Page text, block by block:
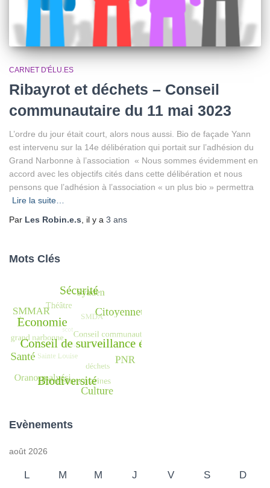
CARNET D'ÉLU.ES
Ribayrot et déchets – Conseil
communautaire du 11 mai 3023
L’ordre du jour était court, alors nous aussi. Bio de façade Yann
est intervenu sur la 14e délibération qui portait sur l’adhésion du
Grand Narbonne à l’association « Nous sommes évidemment en
accord avec les objectifs cités dans cette délibération et nous
pensons que l’adhésion à l’association « un plus bio » permettra
Lire la suite…
Par Les Robin.e.s , il y a 3 ans
Mots Clés
Evènements
août 2026
L M M J V S D